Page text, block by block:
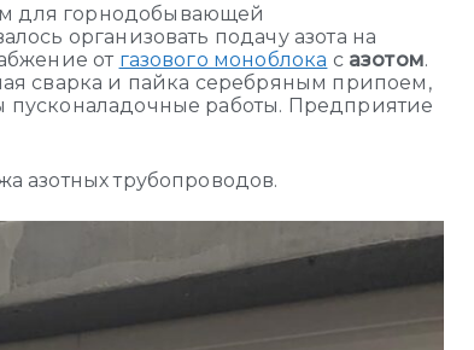
для горнодобывающей
организовать подачу азота на
от газового моноблока с азотом.
сварка и пайка серебряным припоем,
работы. Предприятие
азотных трубопроводов.